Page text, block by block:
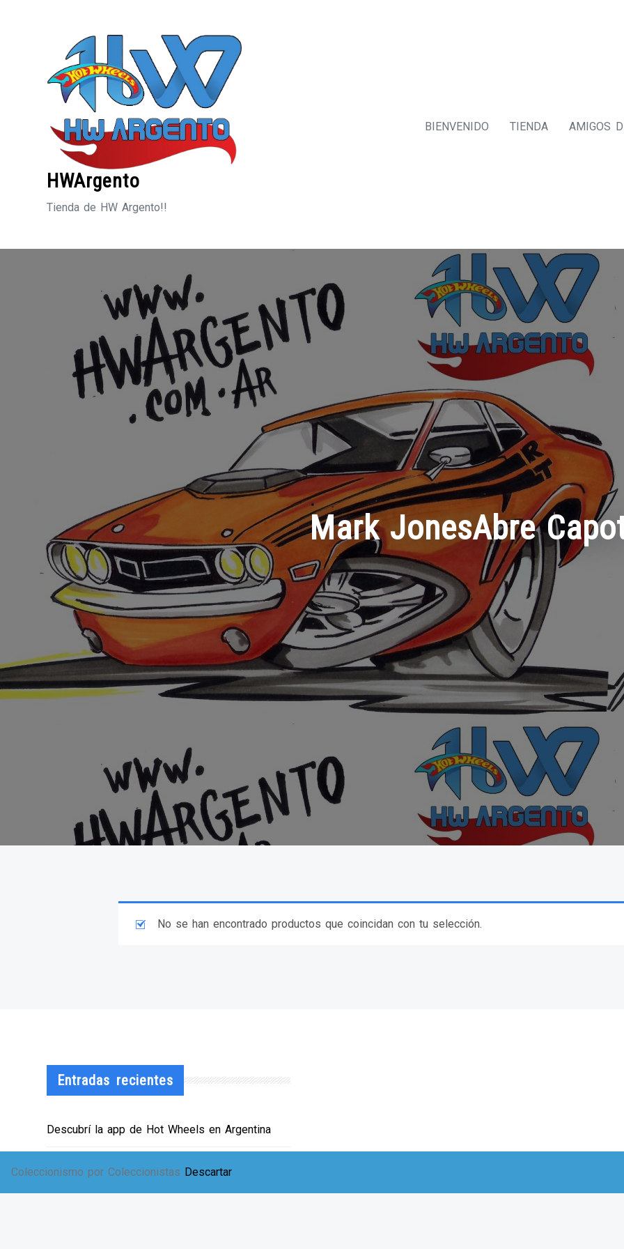
Coleccionismo por Coleccionistas Descartar
HWArgento
Tienda de HW Argento!!
BIENVENIDO TIENDA AMIGOS
Mark JonesAbre
No se han encontrado productos que coincidan con tu selección.
Entradas recientes
Descubrí la app de Hot Wheels en Argentina
EXPO SOLIDARIA